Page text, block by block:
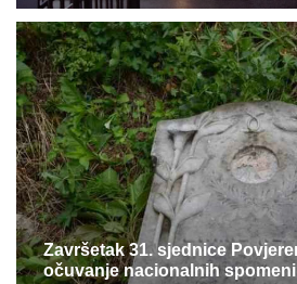
Završetak 31. sjednice
očuvanje nacionalnih